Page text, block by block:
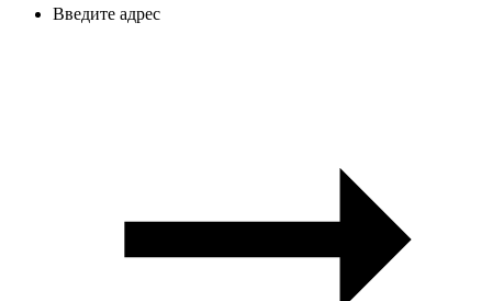
Введите адрес